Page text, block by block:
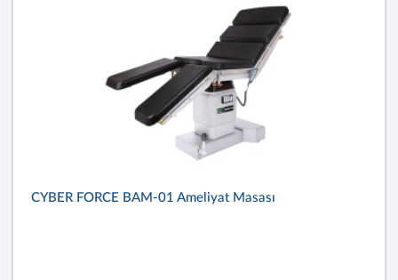
CYBER FORCE BAM-01 Ameliyat Masası